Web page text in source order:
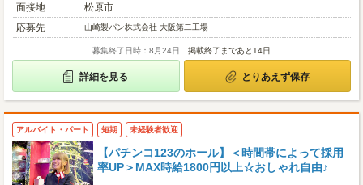
面接地
松原市
応募先
山崎製パン株式会社 大阪第二工場
募集終了日時：8月24日 掲載終了まであと14日
詳細を見る とりあえず保存
アルバイト・パート 短期 未経験者歓迎
【パチンコ123のホール】＜時間帯によって採用
率UP＞MAX時給1800円以上☆おしゃれ自由♪